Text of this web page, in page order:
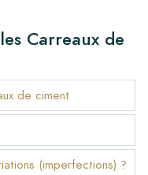
Carreaux de
de ciment
(imperfections) ?